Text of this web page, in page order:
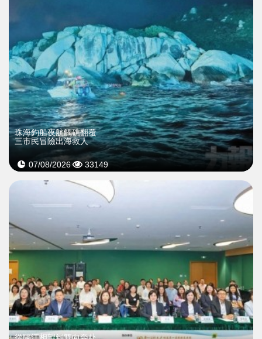
珠海釣船夜航觸礁翻覆
三市民冒險出海救人
07/08/2026 33149
從隔江相望到雙向奔赴